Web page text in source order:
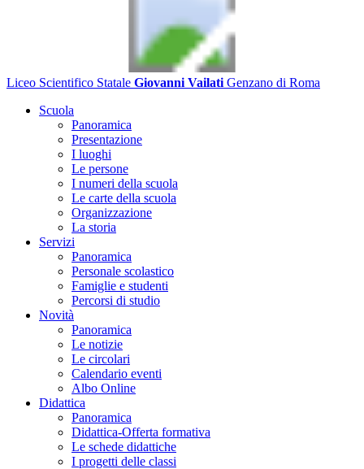
Liceo Scientifico Statale Giovanni Vailati Genzano di Roma
Scuola
Panoramica
Presentazione
I luoghi
Le persone
I numeri della scuola
Le carte della scuola
Organizzazione
La storia
Servizi
Panoramica
Personale scolastico
Famiglie e studenti
Percorsi di studio
Novità
Panoramica
Le notizie
Le circolari
Calendario eventi
Albo Online
Didattica
Panoramica
Didattica-Offerta formativa
Le schede didattiche
I progetti delle classi